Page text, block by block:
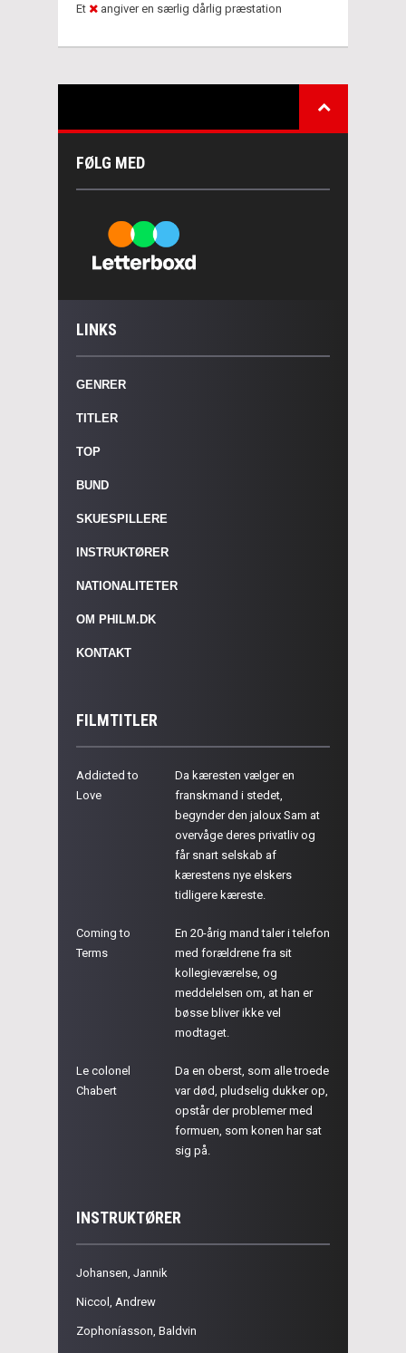
Et
angiver en særlig dårlig præstation
FØLG MED
LINKS
GENRER
TITLER
TOP
BUND
SKUESPILLERE
INSTRUKTØRER
NATIONALITETER
OM PHILM.DK
KONTAKT
FILMTITLER
Addicted to
Love
Da kæresten vælger en
franskmand i stedet,
begynder den jaloux Sam at
overvåge deres privatliv og
får snart selskab af
kærestens nye elskers
tidligere kæreste.
Coming to
Terms
En 20-årig mand taler i telefon
med forældrene fra sit
kollegieværelse, og
meddelelsen om, at han er
bøsse bliver ikke vel
modtaget.
Le colonel
Chabert
Da en oberst, som alle troede
var død, pludselig dukker op,
opstår der problemer med
formuen, som konen har sat
sig på.
INSTRUKTØRER
Johansen, Jannik
Niccol, Andrew
Zophoníasson, Baldvin